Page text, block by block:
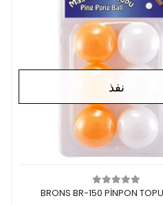
لايوجد في المخزن
نفذ
BRONS BR-150 PİNPON